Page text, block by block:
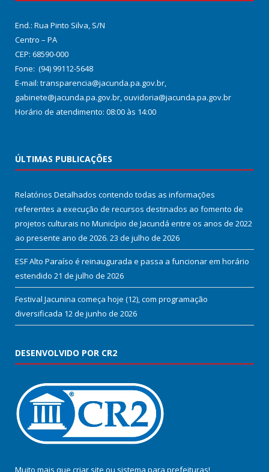
End.: Rua Pinto Silva, S/N
Centro – PA
CEP: 68590-000
Fone: (94) 99112-5648
E-mail: transparencia@jacunda.pa.gov.br,
gabinete@jacunda.pa.gov.br, ouvidoria@jacunda.pa.gov.br
Horário de atendimento: 08:00 às 14:00
ÚLTIMAS PUBLICAÇÕES
Relatórios Detalhados contendo todas as informações
referentes a execução de recursos destinados ao fomento de
projetos culturais no Município de Jacundá entre os anos de 2022
ao presente ano de 2026. 23 de julho de 2026
ESF Alto Paraíso é reinaugurada e passa a funcionar em horário
estendido 21 de julho de 2026
Festival Jacunina começa hoje (12), com programação
diversificada 12 de junho de 2026
DESENVOLVIDO POR CR2
Muito mais que criar site ou sistema para prefeituras!